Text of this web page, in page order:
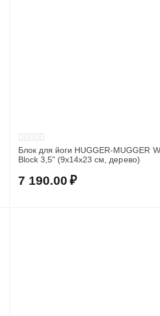
Блок для йоги HUGGER-MUGGER
Block 3,5" (9х14х23 см, дерево)
7 190.00 ₽